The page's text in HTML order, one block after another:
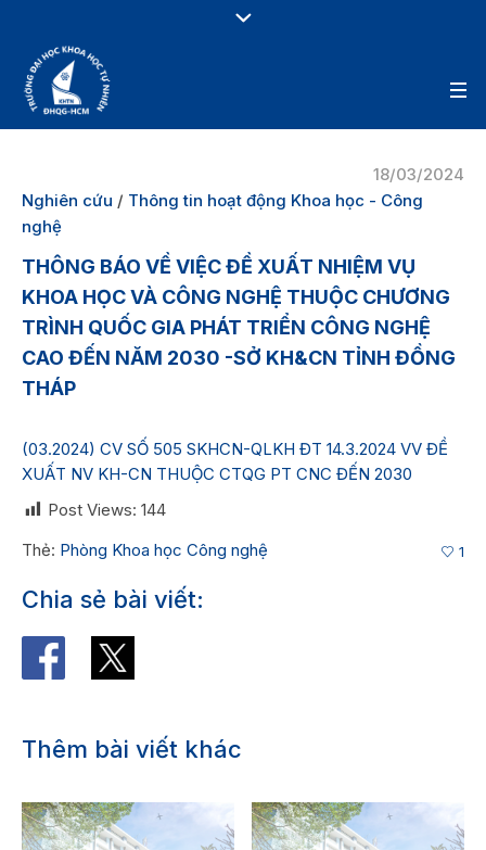
18/03/2024
Nghiên cứu / Thông tin hoạt động Khoa học - Công
nghệ
THÔNG BÁO VỀ VIỆC ĐỀ XUẤT NHIỆM VỤ
KHOA HỌC VÀ CÔNG NGHỆ THUỘC CHƯƠNG
TRÌNH QUỐC GIA PHÁT TRIỂN CÔNG NGHỆ
CAO ĐẾN NĂM 2030 -SỞ KH&CN TỈNH ĐỒNG
THÁP
(03.2024) CV SỐ 505 SKHCN-QLKH ĐT 14.3.2024 VV ĐỀ
XUẤT NV KH-CN THUỘC CTQG PT CNC ĐẾN 2030
Post Views: 144
Thẻ: Phòng Khoa học Công nghệ 1
Chia sẻ bài viết:
Thêm bài viết khác